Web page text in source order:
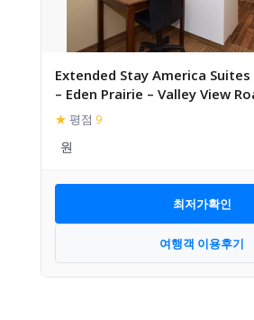
Extended Stay America
– Eden Prairie – Valley View
★ 평점 9
최저가확인
여행객 이용후기